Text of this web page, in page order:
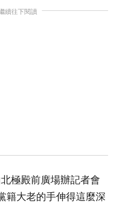
續往下閱讀
極殿前廣場辦記者會
籍大老的手伸得這麼深